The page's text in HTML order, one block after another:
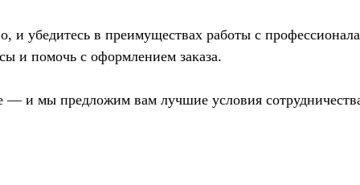
и убедитесь в преимуществах работы с
и помочь с оформлением заказа.
— и мы предложим вам лучшие условия